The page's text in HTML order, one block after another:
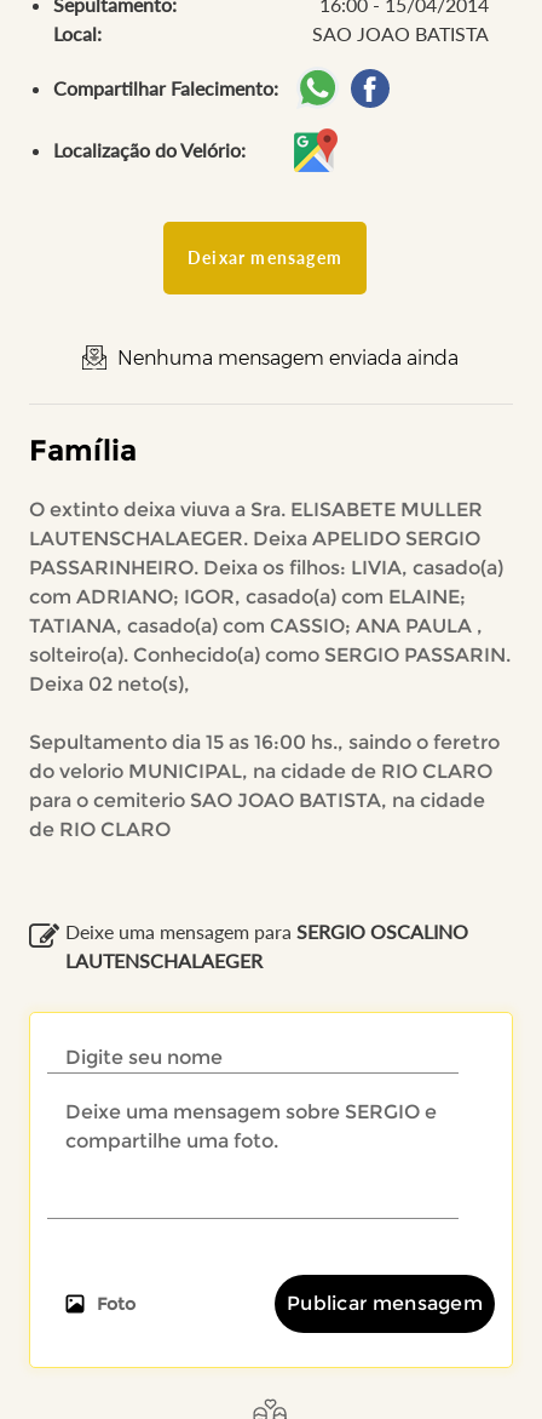
Local:
SAO JOAO BATISTA
Compartilhar Falecimento:
Localização do Velório:
Deixar mensagem
Nenhuma mensagem enviada ainda
Família
O extinto deixa viuva a Sra. ELISABETE MULLER
LAUTENSCHALAEGER. Deixa APELIDO SERGIO
PASSARINHEIRO. Deixa os filhos: LIVIA, casado(a)
com ADRIANO; IGOR, casado(a) com ELAINE;
TATIANA, casado(a) com CASSIO; ANA PAULA ,
solteiro(a). Conhecido(a) como SERGIO PASSARIN.
Deixa 02 neto(s),
Sepultamento dia 15 as 16:00 hs., saindo o feretro
do velorio MUNICIPAL, na cidade de RIO CLARO
para o cemiterio SAO JOAO BATISTA, na cidade
de RIO CLARO
Deixe uma mensagem para SERGIO OSCALINO
LAUTENSCHALAEGER
Foto Publicar mensagem